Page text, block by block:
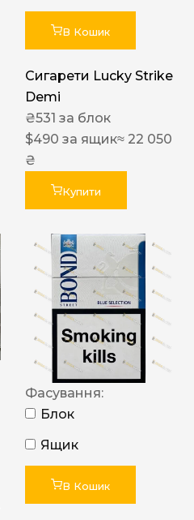
В Кошик
Сигарети Lucky Strike
Demi
₴531 за блок
$490 за ящик≈ 22 050
₴
Купити
Фасування:
Блок
Ящик
В Кошик